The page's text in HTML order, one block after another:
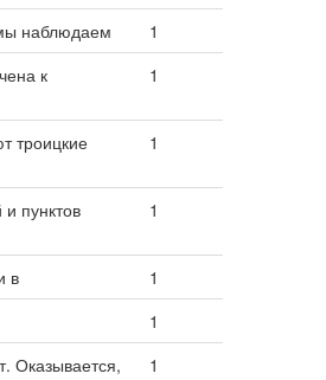
наблюдаем
1
к
1
троицкие
1
пунктов
1
в
1
1
Оказывается,
1